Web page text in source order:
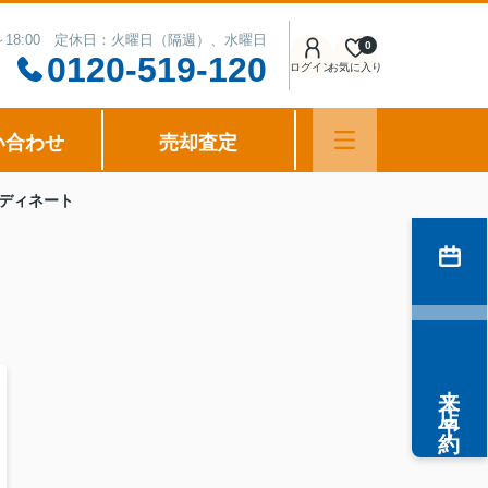
18:00 定休日：火曜日（隔週）、水曜日
0120-519-120 ログインお気に入り
0
合わせ 売却査定
ィネート
来店予約